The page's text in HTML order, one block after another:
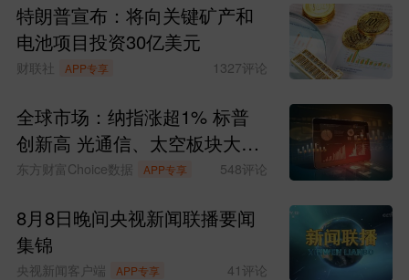
特朗普宣布：将向关键矿产和
电池项目投资30亿美元
财联社 APP专享 1327评论
全球市场：纳指涨超1% 标普
创新高 光通信、太空板块大涨
SpaceX涨超15%
东方财富Choice数据 APP专享 548评论
8月8日晚间央视新闻联播要闻
集锦
央视新闻客户端 APP专享 41评论